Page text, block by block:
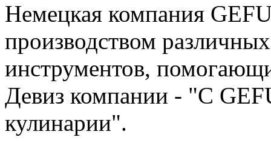
Немецкая компания
производством
инструментов,
Девиз компании - "C
кулинарии".